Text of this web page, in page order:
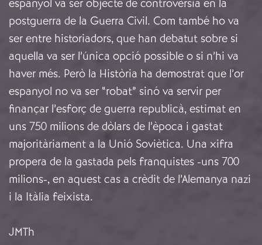
espanyol va ser objecte de controvèrsia en la
postguerra de la Guerra Civil. Com també ho va
ser entre historiadors, que han debatut sobre si
aquella va ser l’única opció possible o si n’hi va
haver més. Però la Història ha demostrat que l’or
espanyol no va ser “robat” sinó va servir per
finançar l’esforç de guerra republicà, estimat en
uns 750 milions de dòlars de l’època i gastat
majoritàriament a la Unió Soviètica. Una xifra
propera de la gastada pels franquistes -uns 700
milions-, en aquest cas a crèdit de l’Alemanya nazi
i la Itàlia feixista.
JMTh